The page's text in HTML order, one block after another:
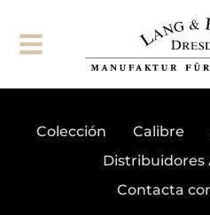
Suscribirse
Colección Calibre
Distribuidores
Contacta